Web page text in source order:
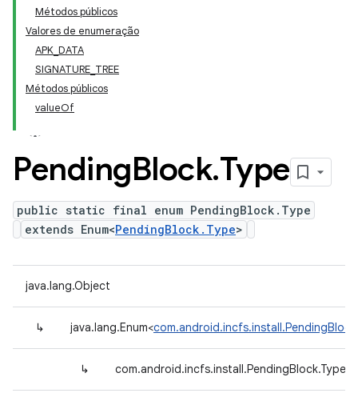
Métodos públicos
Valores de enumeração
APK DATA
SIGNATURE TREE
Métodos públicos
valueOf
PendingBlock.Type
public static final enum PendingBlock.Type
extends Enum<PendingBlock.Type>
java.lang.Object
↳ java.lang.Enum<
↳ com.android.incfs.install.PendingBlock.Type